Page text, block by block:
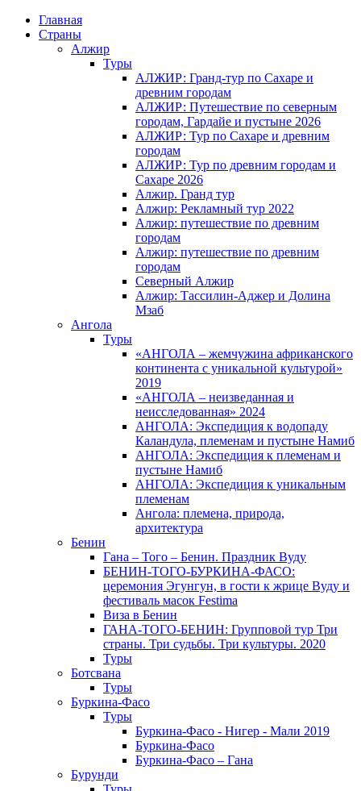
Главная
Страны
Алжир
Туры
АЛЖИР: Гранд-тур по Сахаре и
древним городам
АЛЖИР: Путешествие по северным
городам, Гардайе и пустыне 2026
АЛЖИР: Тур по Сахаре и древним
городам
АЛЖИР: Тур по древним городам и
Сахаре 2026
Алжир. Гранд тур
Алжир: Рекламный тур 2022
Алжир: путешествие по древним
городам
Алжир: путешествие по древним
городам
Северный Алжир
Алжир: Тассилин-Аджер и Долина
Мзаб
Ангола
Туры
«АНГОЛА – жемчужина африканского
континента с уникальной культурой»
2019
«АНГОЛА – неизведанная и
неисследованная» 2024
АНГОЛА: Экспедиция к водопаду
Каландула, племенам и пустыне Намиб
АНГОЛА: Экспедиция к племенам и
пустыне Намиб
АНГОЛА: Экспедиция к уникальным
племенам
Ангола: племена, природа,
архитектура
Бенин
Гана – Того – Бенин. Праздник Вуду
БЕНИН-ТОГО-БУРКИНА-ФАСО:
церемония Эгунгун, в гости к жрице Вуду и
фестиваль масок Festima
Виза в Бенин
ГАНА-ТОГО-БЕНИН: Групповой тур Три
страны. Три судьбы. Три культуры. 2020
Туры
Ботсвана
Туры
Буркина-Фасо
Туры
Буркина-Фасо - Нигер - Мали 2019
Буркина-Фасо
Буркина-Фасо – Гана
Бурунди